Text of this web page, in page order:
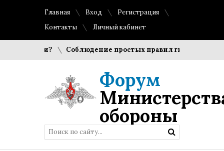
Главная Вход
Регистрация
Контакты
Личный кабинет
Соблюдение простых правил гигиены
Форум
обороны